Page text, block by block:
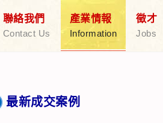
聯絡我們
Contact Us
產業情報
Information
徵才
Jobs
最新成交案例